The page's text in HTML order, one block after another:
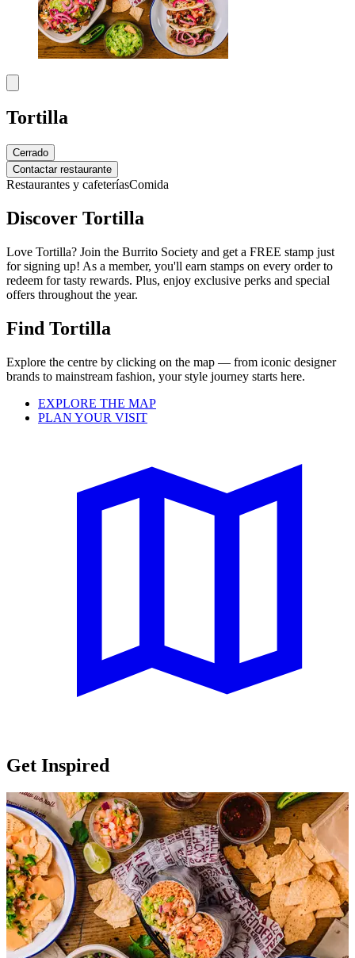
Tortilla
Cerrado
Contactar restaurante
Restaurantes y cafeteríasComida
Discover Tortilla
Love Tortilla? Join the Burrito Society and get a FREE stamp just
for signing up! As a member, you'll earn stamps on every order to
redeem for tasty rewards. Plus, enjoy exclusive perks and special
offers throughout the year.
Find Tortilla
Explore the centre by clicking on the map — from iconic designer
brands to mainstream fashion, your style journey starts here.
EXPLORE THE MAP
PLAN YOUR VISIT
Get Inspired